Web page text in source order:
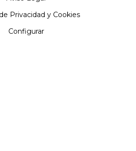
Privacidad y Cookies
Configurar